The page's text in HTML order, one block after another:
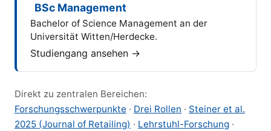
BSc Management
Bachelor of Science Management an der
Universität Witten/Herdecke.
Studiengang ansehen →
Direkt zu zentralen Bereichen:
Forschungsschwerpunkte · Drei Rollen · Steiner et al.
2025 (Journal of Retailing) · Lehrstuhl-Forschung ·